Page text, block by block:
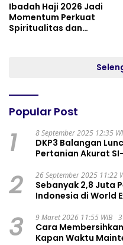
Ibadah Haji 2026 Jadi
Momentum Perkuat
Spiritualitas dan
Popular Post
1 8 September 2025 12:35
DKP3 Balangan
Pertanian Akurat SI-
2 26 September 2025 11:22
Sebanyak 2,8 Juta
Indonesia di World
3 9 Maret 2026 11:55 WIB
Cara
Kapan Waktu